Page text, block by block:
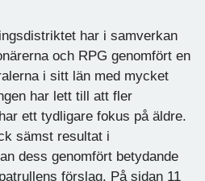
har i samverkan
och RPG genomfört en
i sitt län med mycket
har lett till att fler
ett tydligare fokus på äldre.
sämst resultat i
dess genomfört betydande
förslag. På sidan 11